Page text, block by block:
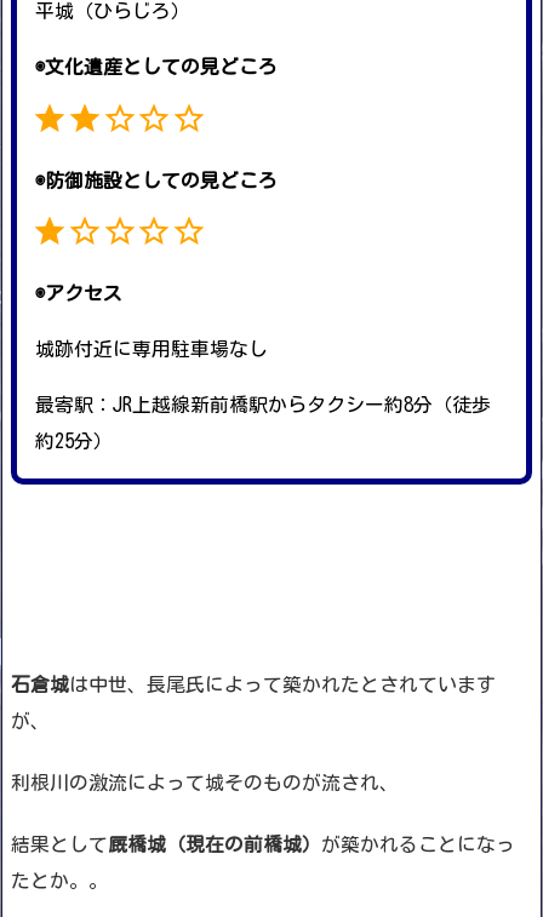
平城（ひらじろ）
◉文化遺産としての見どころ
◉防御施設としての見どころ
◉アクセス
城跡付近に専用駐車場なし
最寄駅：JR上越線新前橋駅からタクシー約8分（徒歩
約25分）
石倉城は中世、長尾氏によって築かれたとされています
が、
利根川の激流によって城そのものが流され、
結果として厩橋城（現在の前橋城） が築かれることになっ
たとか。。